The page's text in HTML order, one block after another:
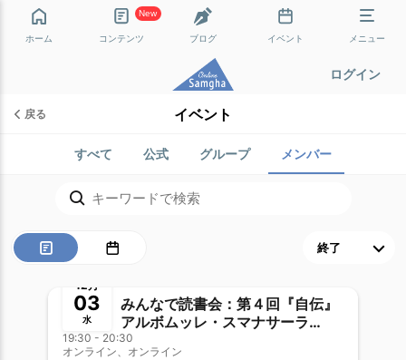
ホーム
New
コンテンツ ブログ イベント メニュー
ログイン
戻る イベント
すべて 公式 グループ メンバー
12月
03
水
みんなで読書会：第４回『自伝』
アルボムッレ・スマナサーラ
［著］
19:30 - 20:30
オンライン、オンライン